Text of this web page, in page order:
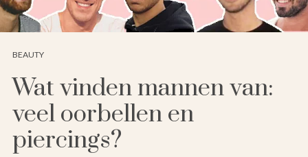
BEAUTY
Wat vinden mannen van:
veel oorbellen en
piercings?